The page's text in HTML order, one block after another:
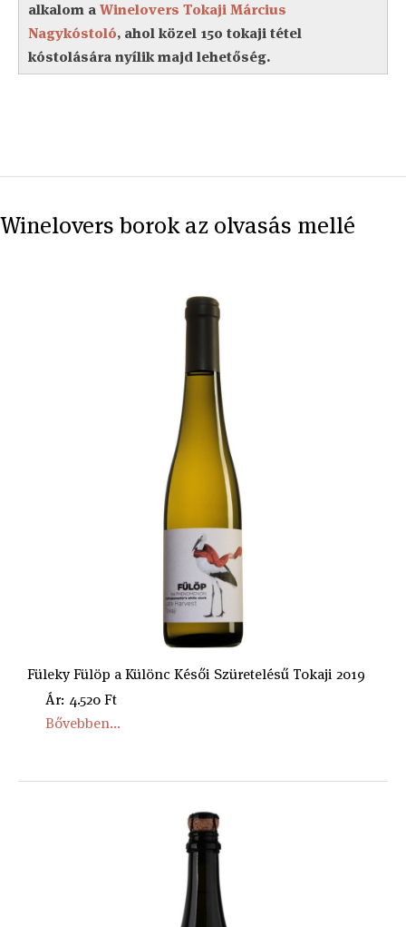
alkalom aWinelovers Tokaji Március
Nagykóstoló, ahol közel 150 tokaji tétel
kóstolására nyílik majd lehetőség.
Winelovers borok az olvasás mellé
Füleky Fülöp a Különc Késői Szüretelésű Tokaji 2019
Ár: 4.520 Ft
Bővebben...